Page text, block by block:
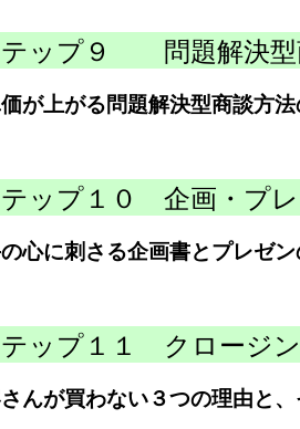
ップ９ 問題解決型
が上がる問題解決型商談方
ップ１０ 企画・プ
心に刺さる企画書とプレゼ
ップ１１ クロージ
んが買わない３つの理由と